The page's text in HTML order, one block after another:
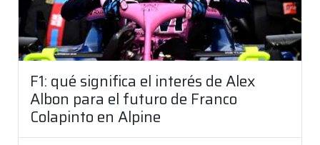
F1: qué significa el interés de Alex
Albon para el futuro de Franco
Colapinto en Alpine